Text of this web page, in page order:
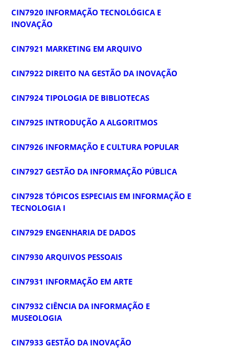
CIN7920 INFORMAÇÃO TECNOLÓGICA E
INOVAÇÃO
CIN7921 MARKETING EM ARQUIVO
CIN7922 DIREITO NA GESTÃO DA INOVAÇÃO
CIN7924 TIPOLOGIA DE BIBLIOTECAS
CIN7925 INTRODUÇÃO A ALGORITMOS
CIN7926 INFORMAÇÃO E CULTURA POPULAR
CIN7927 GESTÃO DA INFORMAÇÃO PÚBLICA
CIN7928 TÓPICOS ESPECIAIS EM INFORMAÇÃO E
TECNOLOGIA I
CIN7929 ENGENHARIA DE DADOS
CIN7930 ARQUIVOS PESSOAIS
CIN7931 INFORMAÇÃO EM ARTE
CIN7932 CIÊNCIA DA INFORMAÇÃO E
MUSEOLOGIA
CIN7933 GESTÃO DA INOVAÇÃO